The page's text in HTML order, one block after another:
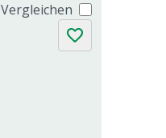
Vergleichen